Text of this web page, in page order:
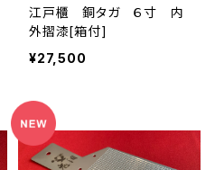
江戸櫃 銅タガ ６寸 内
外摺漆[箱付]
¥27,500